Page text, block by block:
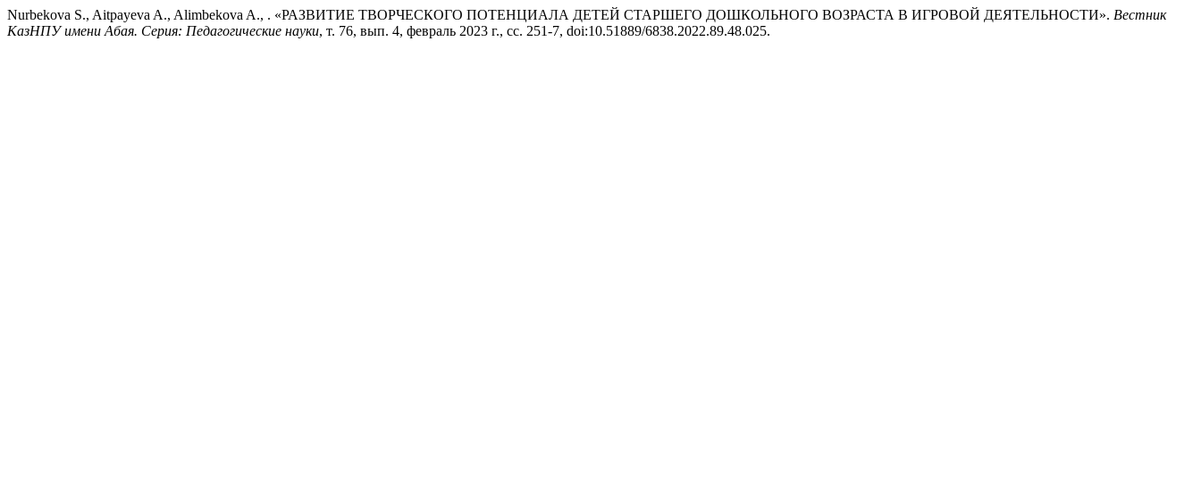
Nurbekova S., Aitpayeva A., Alimbekova A., . «РАЗВИТИЕ ТВОРЧЕСКОГО ПОТЕНЦИАЛА ДЕТЕЙ СТАРШЕГО ДОШКОЛЬНОГО ВОЗРАСТА В ИГРОВОЙ ДЕЯТЕЛЬНОСТИ». Вестник
КазНПУ имени Абая. Серия: Педагогические науки, т. 76, вып. 4, февраль 2023 г., сс. 251-7, doi:10.51889/6838.2022.89.48.025.